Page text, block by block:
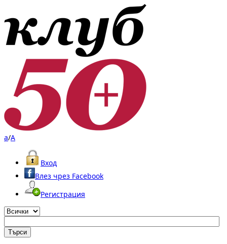
a/A
Вход
Влез чрез Facebook
Регистрация